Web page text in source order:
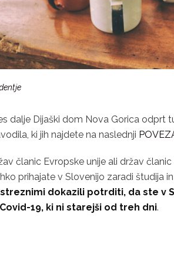
dalje Dijaški dom Nova Gorica odprt
ki jih najdete na naslednji
članic Evropske unije ali držav
prihajate v Slovenijo zaradi študija
dokazili potrditi, da ste v
19, ki ni starejši od treh dni.